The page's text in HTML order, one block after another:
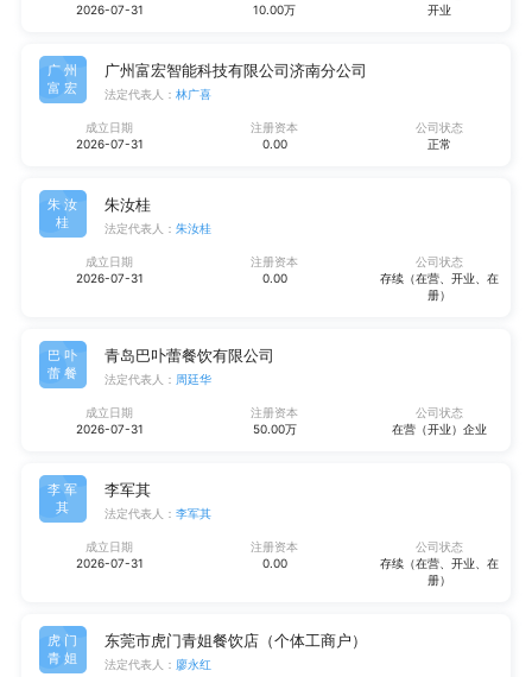
2026-07-31
10.00万
开业
广州
富宏
广州富宏智能科技有限公司济南分公司
法定代表人： 林广喜
成立日期
2026-07-31
注册资本
0.00
公司状态
正常
朱汝
桂
朱汝桂
法定代表人： 朱汝桂
成立日期
2026-07-31
注册资本
0.00
公司状态
存续（在营、开业、在
册）
巴卟
蕾餐
青岛巴卟蕾餐饮有限公司
法定代表人： 周廷华
成立日期
2026-07-31
注册资本
50.00万
公司状态
在营（开业）企业
李军
其
李军其
法定代表人： 李军其
成立日期
2026-07-31
注册资本
0.00
公司状态
存续（在营、开业、在
册）
虎门
青姐
东莞市虎门青姐餐饮店（个体工商户）
法定代表人： 廖永红